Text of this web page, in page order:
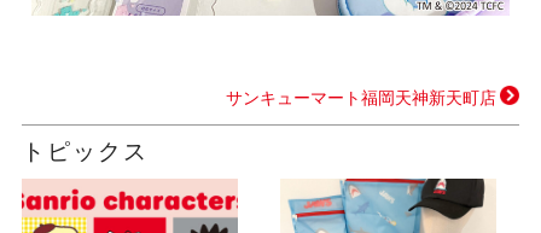
サンキューマート福岡天神新天町店
トピックス